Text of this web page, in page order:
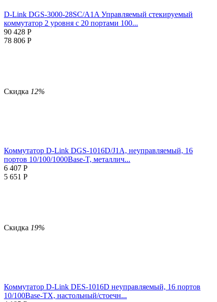
D-Link DGS-3000-28SC/A1A Управляемый стекируемый
коммутатор 2 уровня с 20 портами 100...
90 428 Р
78 806 Р
Скидка 12%
Коммутатор D-Link DGS-1016D/J1A, неуправляемый, 16
портов 10/100/1000Base-T, металлич...
6 407 Р
5 651 Р
Скидка 19%
Коммутатор D-Link DES-1016D неуправляемый, 16 портов
10/100Base-TX, настольный/стоечн...